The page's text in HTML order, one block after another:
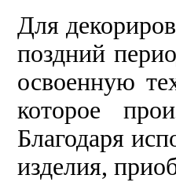
Для
поздний
освоенную
которое
Благодаря
изделия,